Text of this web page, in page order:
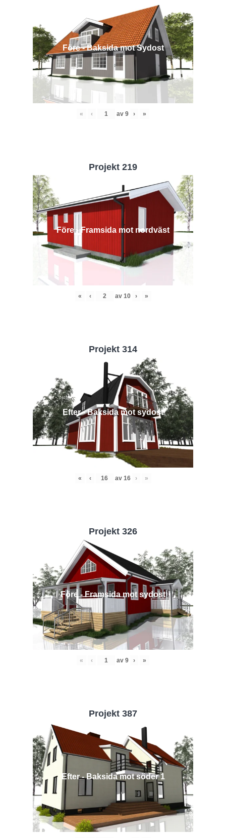
Före - Baksida mot Sydost
« ‹ av 9 › »
Projekt 219
Före - Framsida mot nordväst
« ‹ av 10 › »
Projekt 314
Efter - Baksida mot sydost
« ‹ av 16 › »
Projekt 326
Före - Framsida mot sydost
« ‹ av 9 › »
Projekt 387
Efter - Baksida mot söder 1